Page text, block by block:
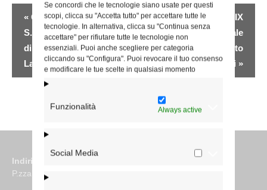
Se concordi che le tecnologie siano usate per questi
scopi, clicca su "Accetta tutto" per accettare tutte le
tecnologie. In alternativa, clicca su "Continua senza
accettare" per rifiutare tutte le tecnologie non
essenziali. Puoi anche scegliere per categoria
cliccando su "Configura". Puoi revocare il tuo consenso
e modificare le tue scelte in qualsiasi momento
Funzionalità Always active
Social Media
Evento
Navigazione
« Giubileo Parrocchia
S. Policarpo – Basilica
di San Giovanni in
Laterano
Interviene al XIX
Congresso nazionale
del Movimento
Apostolico Ciechi »
Indirizzo
P.zza S. Giovanni in Laterano 6 00184 Roma